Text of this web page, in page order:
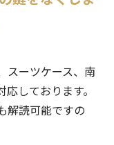
スーツケース、南
しております。
解読可能ですの